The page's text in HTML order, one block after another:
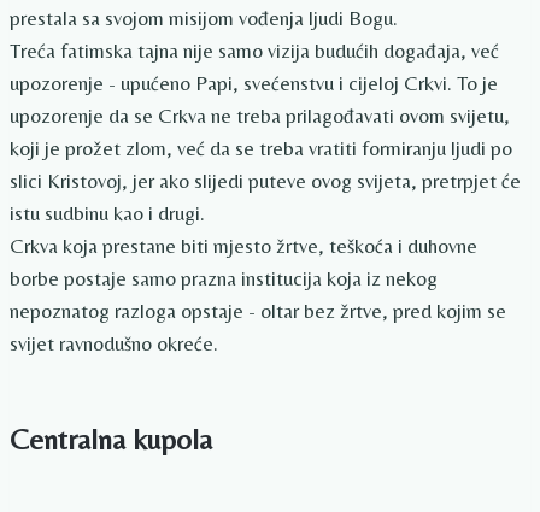
prestala sa svojom misijom vođenja ljudi Bogu.
Treća fatimska tajna nije samo vizija budućih događaja, već
upozorenje - upućeno Papi, svećenstvu i cijeloj Crkvi. To je
upozorenje da se Crkva ne treba prilagođavati ovom svijetu,
koji je prožet zlom, već da se treba vratiti formiranju ljudi po
slici Kristovoj, jer ako slijedi puteve ovog svijeta, pretrpjet će
istu sudbinu kao i drugi.
Crkva koja prestane biti mjesto žrtve, teškoća i duhovne
borbe postaje samo prazna institucija koja iz nekog
nepoznatog razloga opstaje - oltar bez žrtve, pred kojim se
svijet ravnodušno okreće.
Centralna kupola